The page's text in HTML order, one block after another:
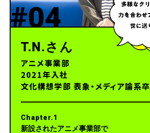
#04
T.N.さん
アニメ事業部
2021年入社
文化構想学部 表象・メディア論系卒
Chapter.1
新設されたアニメ事業部で